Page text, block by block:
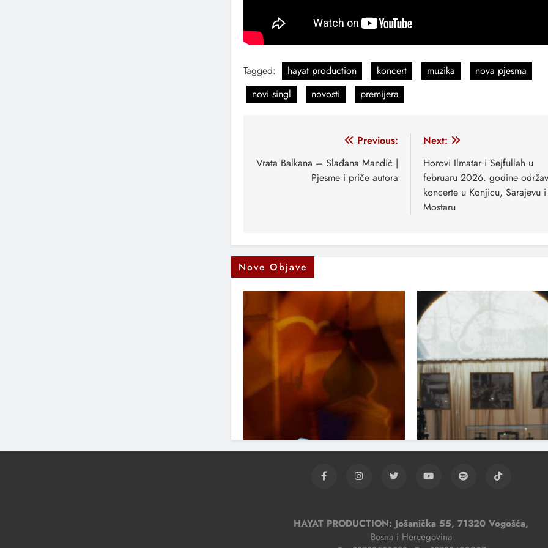
Tagged: hayat production koncert muzika
nova pjesma
novi singl
novosti premijera
članaka
Previous:
Vrata Balkana – Slađana Mandić |
Pjesme i priče autora
Next:
Horovi Ilmatar i Sejfullah u
februaru 2026. godine
koncerte u Konjicu, Sarajevu i
Mostaru
Nove Objave
HAYAT PRODUCTION: Jošanička 55, 71320 Vogošća,
Bosna i Hercegovina